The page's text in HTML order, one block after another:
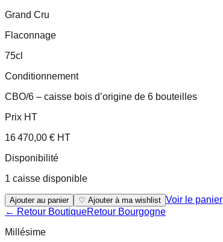
Grand Cru
Flaconnage
75cl
Conditionnement
CBO/6 – caisse bois d’origine de 6 bouteilles
Prix HT
16 470,00 € HT
Disponibilité
1 caisse disponible
Ajouter au panier ♡ Ajouter à ma wishlist Voir le panier
← Retour BoutiqueRetour Bourgogne
Millésime